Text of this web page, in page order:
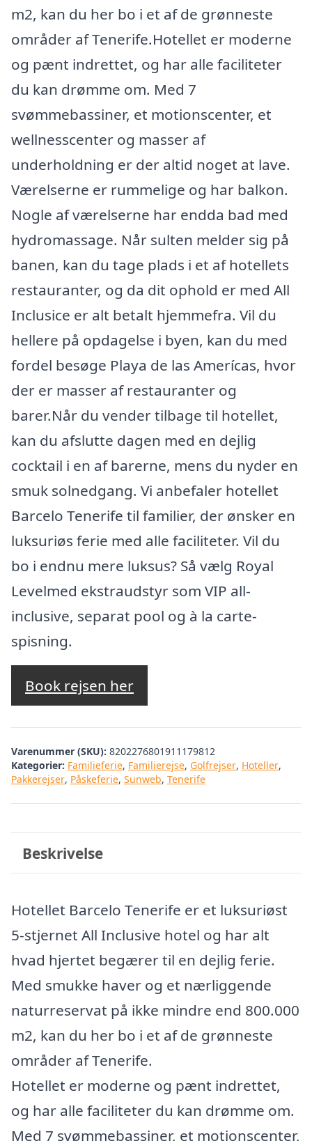
m2, kan du her bo i et af de grønneste
områder af Tenerife.Hotellet er moderne
og pænt indrettet, og har alle faciliteter
du kan drømme om. Med 7
svømmebassiner, et motionscenter, et
wellnesscenter og masser af
underholdning er der altid noget at lave.
Værelserne er rummelige og har balkon.
Nogle af værelserne har endda bad med
hydromassage. Når sulten melder sig på
banen, kan du tage plads i et af hotellets
restauranter, og da dit ophold er med All
Inclusice er alt betalt hjemmefra. Vil du
hellere på opdagelse i byen, kan du med
fordel besøge Playa de las Amerícas, hvor
der er masser af restauranter og
barer.Når du vender tilbage til hotellet,
kan du afslutte dagen med en dejlig
cocktail i en af barerne, mens du nyder en
smuk solnedgang. Vi anbefaler hotellet
Barcelo Tenerife til familier, der ønsker en
luksuriøs ferie med alle faciliteter. Vil du
bo i endnu mere luksus? Så vælg Royal
Levelmed ekstraudstyr som VIP all-
inclusive, separat pool og à la carte-
spisning.
Book rejsen her
Varenummer (SKU): 8202276801911179812
Kategorier: Familieferie, Familierejse, Golfrejser, Hoteller,
Pakkerejser, Påskeferie, Sunweb, Tenerife
Beskrivelse
Hotellet Barcelo Tenerife er et luksuriøst
5-stjernet All Inclusive hotel og har alt
hvad hjertet begærer til en dejlig ferie.
Med smukke haver og et nærliggende
naturreservat på ikke mindre end 800.000
m2, kan du her bo i et af de grønneste
områder af Tenerife.
Hotellet er moderne og pænt indrettet,
og har alle faciliteter du kan drømme om.
Med 7 svømmebassiner, et motionscenter,